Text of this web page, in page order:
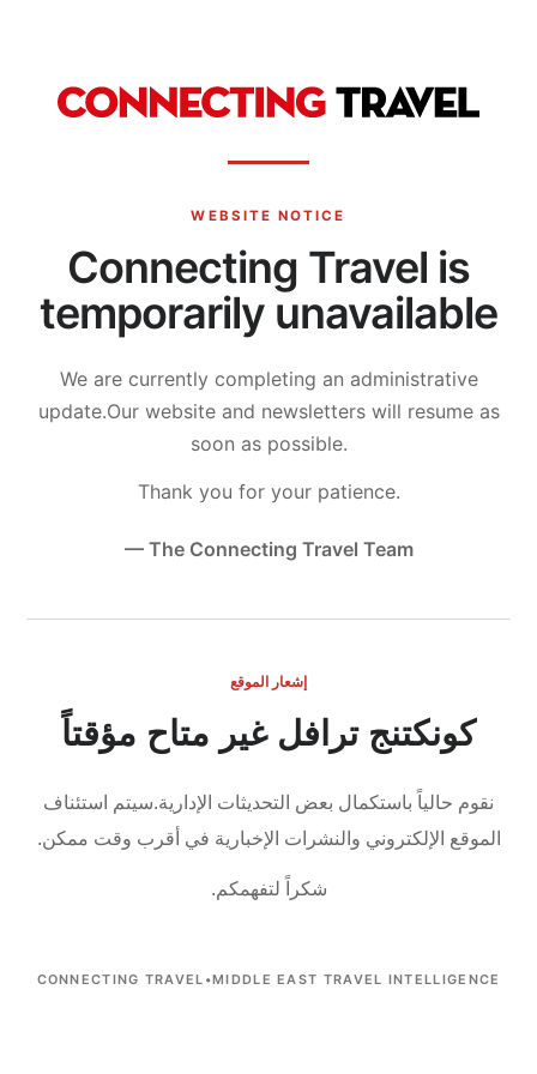
WEBSITE NOTICE
Connecting Travel is
temporarily unavailable
We are currently completing an administrative
update.Our website and newsletters will resume as
soon as possible.
Thank you for your patience.
— The Connecting Travel Team
إشعار الموقع
كونكتنج ترافل غير متاح مؤقتاً
نقوم حالياً باستكمال بعض التحديثات الإدارية.سيتم استئناف
الموقع الإلكتروني والنشرات الإخبارية في أقرب وقت ممكن.
شكراً لتفهمكم.
CONNECTING TRAVEL •MIDDLE EAST TRAVEL INTELLIGENCE